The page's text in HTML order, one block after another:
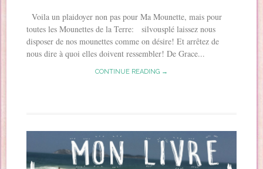
Voila un plaidoyer non pas pour Ma Mounette, mais pour
toutes les Mounettes de la Terre: silvousplé laissez nous
disposer de nos mounettes comme on désire! Et arrêtez de
nous dire à quoi elles doivent ressembler! De Grace...
CONTINUE READING →